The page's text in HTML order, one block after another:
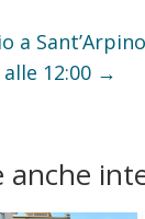
a
alle 12:00 →
anche